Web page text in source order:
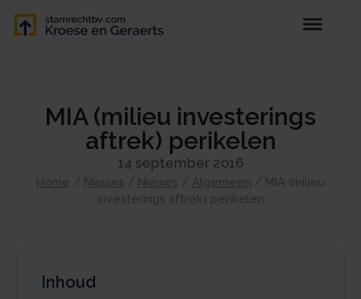
MIA (milieu investerings
aftrek) perikelen
14 september 2016
Home / Nieuws / Nieuws / Algemeen / MIA (milieu
investerings aftrek) perikelen
Inhoud